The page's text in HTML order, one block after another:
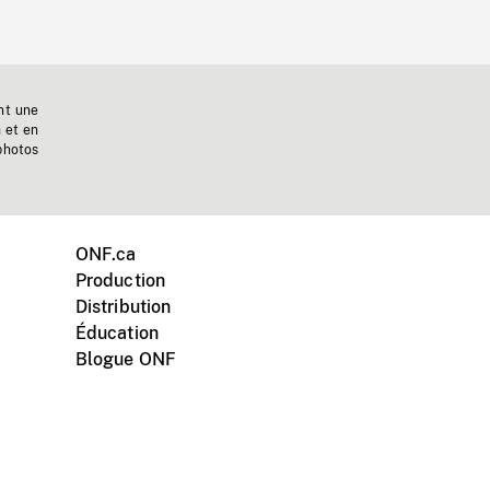
une
et en
ONF.ca
Production
Distribution
Éducation
Blogue ONF